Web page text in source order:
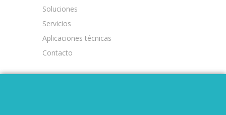
Soluciones
Servicios
Aplicaciones técnicas
Contacto